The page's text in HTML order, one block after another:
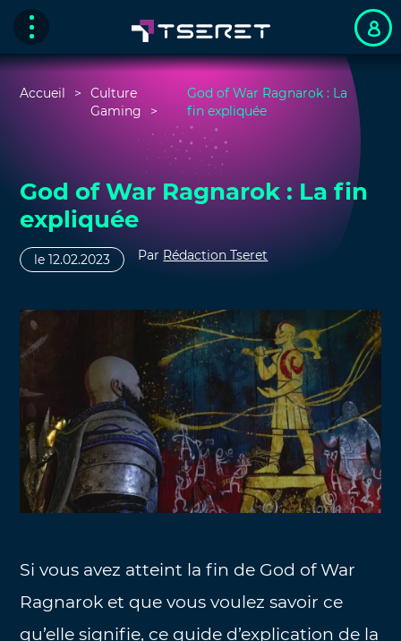
Accueil
Culture
Gaming
God of War Ragnarok : La
fin expliquée
God of War Ragnarok : La fin
expliquée
le 12.02.2023 Par Rédaction Tseret
Si vous avez atteint la fin de God of War
Ragnarok et que vous voulez savoir ce
qu’elle signifie, ce guide d’explication de la